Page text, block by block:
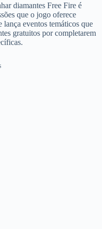
diamantes Free Fire é
que o jogo oferece
lança eventos temáticos que
gratuitos por completarem